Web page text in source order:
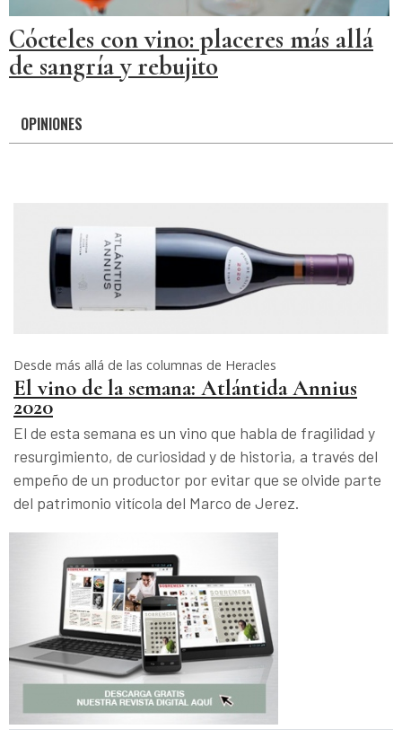
Cócteles con vino: placeres más allá
de sangría y rebujito
OPINIONES
Desde más allá de las columnas de Heracles
El vino de la semana: Atlántida Annius
2020
El de esta semana es un vino que habla de fragilidad y
resurgimiento, de curiosidad y de historia, a través del
empeño de un productor por evitar que se olvide parte
del patrimonio vitícola del Marco de Jerez.